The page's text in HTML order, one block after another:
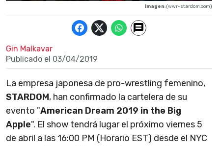
Imagen: (wwr-stardom.com)
Gin Malkavar
Publicado el 03/04/2019
La empresa japonesa de pro-wrestling femenino,
STARDOM, han confirmado la cartelera de su
evento "American Dream 2019 in the Big
Apple". El show tendrá lugar el próximo viernes 5
de abril a las 16:00 PM (Horario EST) desde el NYC